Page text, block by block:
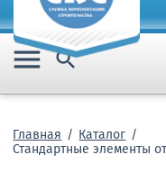
 
Главная Каталог
Стандартные элементы